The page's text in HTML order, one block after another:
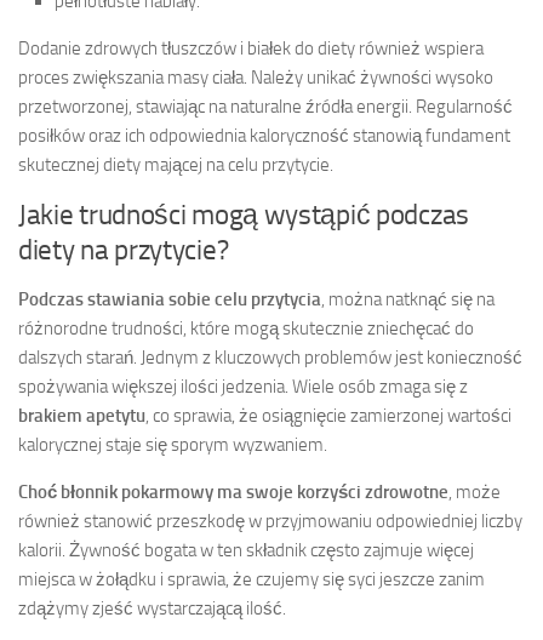
Dodanie zdrowych tłuszczów i białek do diety również wspiera
proces zwiększania masy ciała. Należy unikać żywności wysoko
przetworzonej, stawiając na naturalne źródła energii. Regularność
posiłków oraz ich odpowiednia kaloryczność stanowią fundament
skutecznej diety mającej na celu przytycie.
Jakie trudności mogą wystąpić podczas
diety na przytycie?
Podczas stawiania sobie celu przytycia, można natknąć się na
różnorodne trudności, które mogą skutecznie zniechęcać do
dalszych starań. Jednym z kluczowych problemów jest konieczność
spożywania większej ilości jedzenia. Wiele osób zmaga się z
brakiem apetytu, co sprawia, że osiągnięcie zamierzonej wartości
kalorycznej staje się sporym wyzwaniem.
Choć błonnik pokarmowy ma swoje korzyści zdrowotne, może
również stanowić przeszkodę w przyjmowaniu odpowiedniej liczby
kalorii. Żywność bogata w ten składnik często zajmuje więcej
miejsca w żołądku i sprawia, że czujemy się syci jeszcze zanim
zdążymy zjeść wystarczającą ilość.